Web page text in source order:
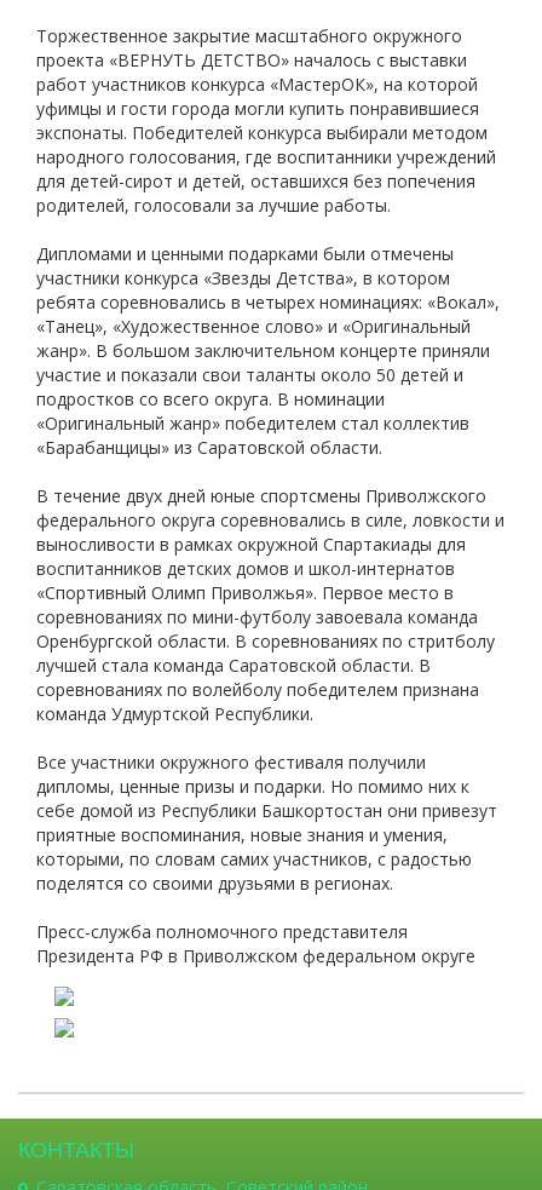
Торжественное закрытие масштабного окружного
проекта «ВЕРНУТЬ ДЕТСТВО» началось с выставки
работ участников конкурса «МастерОК», на которой
уфимцы и гости города могли купить понравившиеся
экспонаты. Победителей конкурса выбирали методом
народного голосования, где воспитанники учреждений
для детей-сирот и детей, оставшихся без попечения
родителей, голосовали за лучшие работы.
Дипломами и ценными подарками были отмечены
участники конкурса «Звезды Детства», в котором
ребята соревновались в четырех номинациях: «Вокал»,
«Танец», «Художественное слово» и «Оригинальный
жанр». В большом заключительном концерте приняли
участие и показали свои таланты около 50 детей и
подростков со всего округа. В номинации
«Оригинальный жанр» победителем стал коллектив
«Барабанщицы» из Саратовской области.
В течение двух дней юные спортсмены Приволжского
федерального округа соревновались в силе, ловкости и
выносливости в рамках окружной Спартакиады для
воспитанников детских домов и школ-интернатов
«Спортивный Олимп Приволжья». Первое место в
соревнованиях по мини-футболу завоевала команда
Оренбургской области. В соревнованиях по стритболу
лучшей стала команда Саратовской области. В
соревнованиях по волейболу победителем признана
команда Удмуртской Республики.
Все участники окружного фестиваля получили
дипломы, ценные призы и подарки. Но помимо них к
себе домой из Республики Башкортостан они привезут
приятные воспоминания, новые знания и умения,
которыми, по словам самих участников, с радостью
поделятся со своими друзьями в регионах.
Пресс-служба полномочного представителя
Президента РФ в Приволжском федеральном округе
КОНТАКТЫ